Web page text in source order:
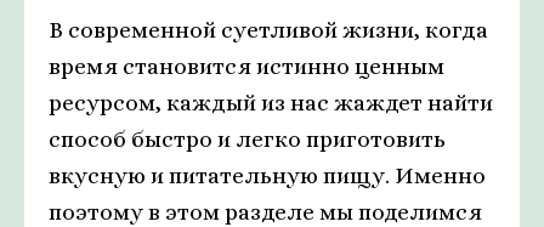
В современной суетливой жизни, когда
время становится истинно ценным
ресурсом, каждый из нас жаждет найти
способ быстро и легко приготовить
вкусную и питательную пищу. Именно
поэтому в этом разделе мы поделимся